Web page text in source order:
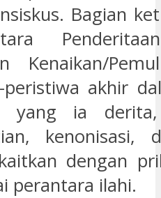
Bagian
Kenaikan/
peristiwa akhir
yang ia
kenonisasi,
dengan
perantara ilahi.